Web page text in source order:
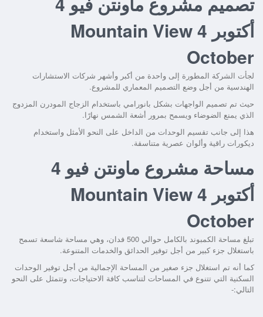
أكتوبر Mountain View 4
October
لجأت الشركة المطورة إلى واحدة من أكبر وأشهر شركات الاستشارات
الهندسية من أجل وضع التصميم المعماري للمشروع.
حيث تم تصميم الواجهات بشكل بانورامي باستخدام الزجاج المودرن المزدوج
الذي يمنع الضوضاء ويسمح بمرور أشعة الشمس نهارًا.
هذا إلى جانب تقسيم الوحدات من الداخل على النحو الأمثل واستخدام
ديكورات راقية وألوان عصرية متناسقة.
مساحة مشروع ماونتن فيو 4
أكتوبر Mountain View 4
October
تبلغ مساحة الكمبوند بالكامل حوالي 500 فدان، وهي مساحة شاسعة تسمح
باستغلال جزء كبير من أجل توفير الحدائق والخدمات المتنوعة.
كما أنه تم استغلال جزء صغير من المساحة الإجمالية من أجل توفير الوحدات
السكنية التي تتنوع في المساحات لتناسب كافة الاحتياجات، وتتمثل على النحو
التالي:-